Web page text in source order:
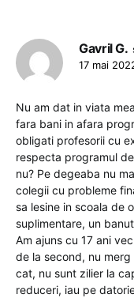
Gavril G.
17 mai
Nu am dat in viata
fara bani in afara
obligati profesorii cu
respecta programul
nu? Pe degeaba nu
colegii cu probleme
sa lesine in scoala de
suplimentare, un
Am ajuns cu 17 ani
de la second, nu
cat, nu sunt zilier la
reduceri, iau pe